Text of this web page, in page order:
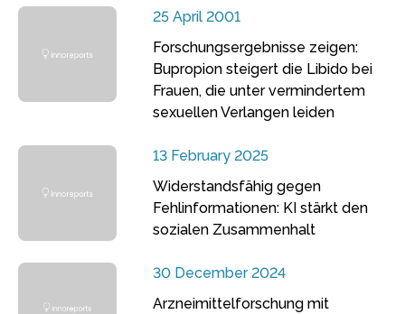
25 April 2001
Forschungsergebnisse zeigen:
Bupropion steigert die Libido bei
Frauen, die unter vermindertem
sexuellen Verlangen leiden
13 February 2025
Widerstandsfähig gegen
Fehlinformationen: KI stärkt den
sozialen Zusammenhalt
30 December 2024
Arzneimittelforschung mit